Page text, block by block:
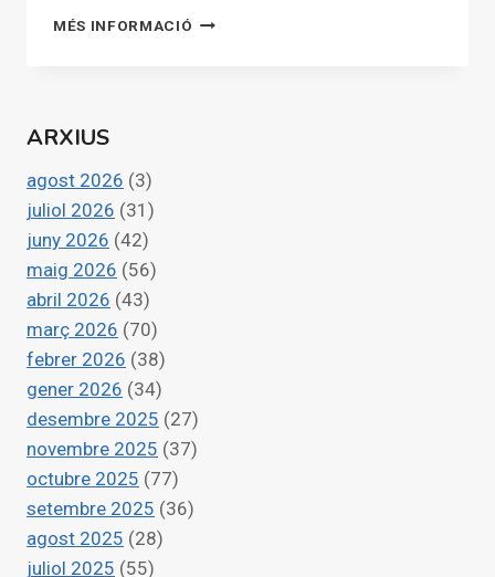
MÉS INFORMACIÓ LOS
CONSTRUCCIÓN
EN
ZONAS
ARXIUS
agost 2026 (3)
juliol 2026 (31)
juny 2026 (42)
maig 2026 (56)
abril 2026 (43)
març 2026 (70)
febrer 2026 (38)
gener 2026 (34)
desembre 2025 (27)
novembre 2025 (37)
octubre 2025 (77)
setembre 2025 (36)
agost 2025 (28)
juliol 2025 (55)